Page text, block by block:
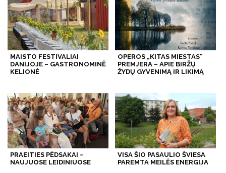
MAISTO FESTIVALIAI
DANIJOJE – GASTRONOMINĖ
KELIONĖ
OPEROS „KITAS MIESTAS“
PREMJERA – APIE BIRŽŲ
ŽYDŲ GYVENIMĄ IR LIKIMĄ
PRAEITIES PĖDSAKAI –
NAUJUOSE LEIDINIUOSE
VISA ŠIO PASAULIO ŠVIESA
PAREMTA MEILĖS ENERGIJA